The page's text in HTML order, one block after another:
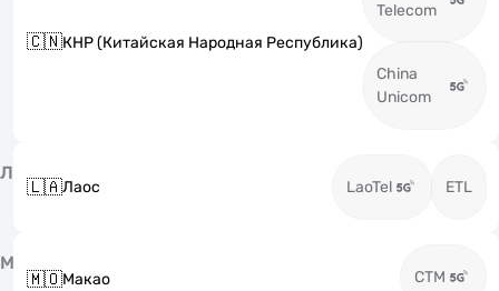
🇨🇳КНР (Китайская Народная Республика)
Telecom
China
Unicom
Л
🇱🇦Лаос LaoTel ETL
М
🇲🇴Макао CTM